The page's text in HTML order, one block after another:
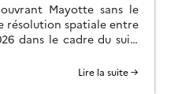
Mayotte sans le
résolution spatiale entre
dans le cadre du suivi
Lire la suite →